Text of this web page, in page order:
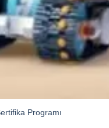
Programı